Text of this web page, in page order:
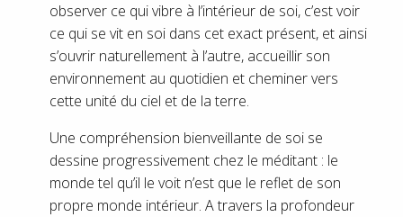
observer ce qui vibre à l’intérieur de soi, c’est voir
ce qui se vit en soi dans cet exact présent, et ainsi
s’ouvrir naturellement à l’autre, accueillir son
environnement au quotidien et cheminer vers
cette unité du ciel et de la terre.
Une compréhension bienveillante de soi se
dessine progressivement chez le méditant : le
monde tel qu’il le voit n’est que le reflet de son
propre monde intérieur. A travers la profondeur